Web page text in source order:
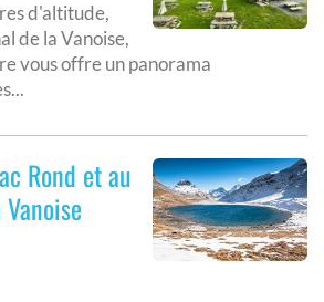
d'altitude,
de la Vanoise,
vous offre un panorama
Rond et au